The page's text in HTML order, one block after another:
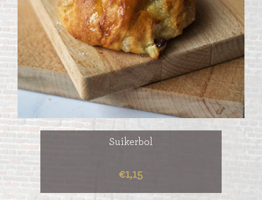
Suikerbol
€1,15